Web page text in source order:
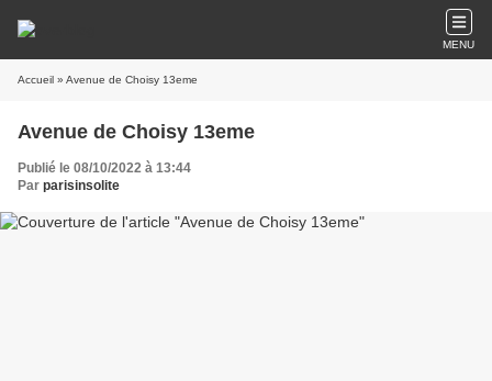
MENU
Accueil » Avenue de Choisy 13eme
Avenue de Choisy 13eme
Publié le 08/10/2022 à 13:44
Par parisinsolite